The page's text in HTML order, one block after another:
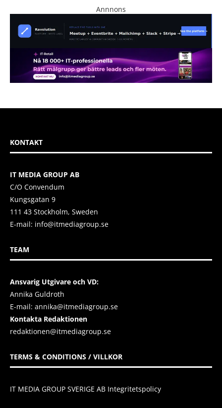
Annnons
KONTAKT
IT MEDIA GROUP AB
C/O Convendum
Kungsgatan 9
111 43 Stockholm, Sweden
E-mail: info@itmediagroup.se
TEAM
Ansvarig Utgivare och VD:
Annika Guldroth
E-mail: annika@itmediagroup.se
Kontakta Redaktionen
redaktionen@itmediagroup.se
TERMS & CONDITIONS / VILLKOR
IT MEDIA GROUP SVERIGE AB Integritetspolicy